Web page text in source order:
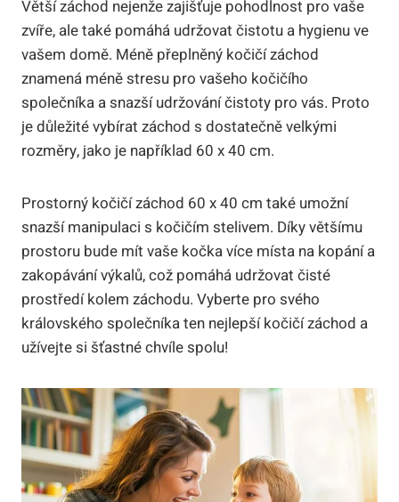
Větší záchod nejenže zajišťuje pohodlnost pro vaše
zvíře, ale také pomáhá udržovat čistotu a hygienu ve
vašem domě. Méně přeplněný kočičí záchod
znamená méně stresu pro vašeho kočičího
společníka a snazší udržování čistoty pro vás. Proto
je důležité vybírat záchod s dostatečně velkými
rozměry, jako je například 60 x 40 cm.
Prostorný kočičí záchod 60 x 40 cm také umožní
snazší manipulaci s kočičím stelivem. Díky většímu
prostoru bude mít vaše kočka více místa na kopání a
zakopávání výkalů, což pomáhá udržovat čisté
prostředí kolem záchodu. Vyberte pro svého
královského společníka ten nejlepší kočičí záchod a
užívejte si šťastné chvíle spolu!